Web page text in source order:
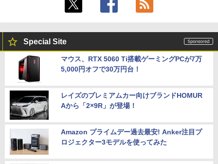
Special Site
マウス、RTX 5060 Ti搭載ゲーミングPCが7万
5,000円オフで30万円台！
レイズのプレミアムカー向けブランドHOMUR
Aから「2×9R」が登場！
Amazon プライムデー過去最安! Anker注目プ
ロジェクター3モデルを使ってみた